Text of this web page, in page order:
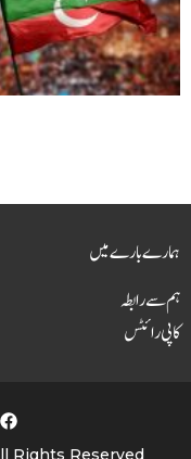
ہمارے بارے میں
ہم سے رابطہ
کاپی رائٹس
Rights Reserved